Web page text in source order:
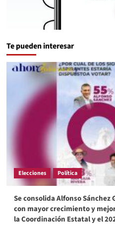
Te pueden interesar
Elecciones Política
Se consolida Alfonso
con mayor crecimiento y
la Coordinación Estatal y el